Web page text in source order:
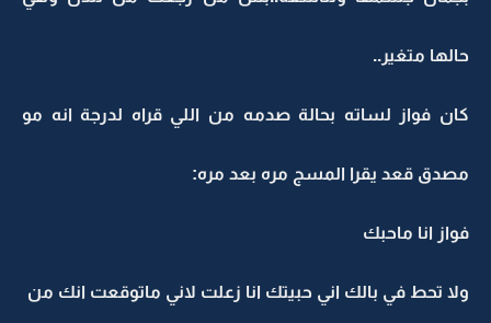
حالها متغير..
كان فواز لساته بحالة صدمه من اللي قراه لدرجة انه مو
مصدق قعد يقرا المسج مره بعد مره:
فواز انا ماحبك
ولا تحط في بالك اني حبيتك انا زعلت لاني ماتوقعت انك من